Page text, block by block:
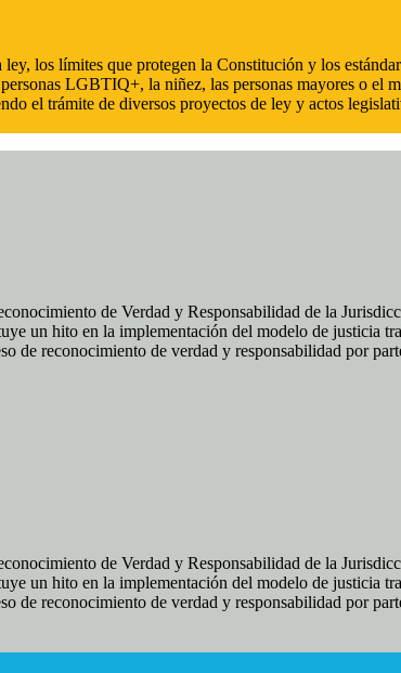
los límites que protegen la Constitución y los
LGBTIQ+, la niñez, las personas mayores o el
el trámite de diversos proyectos de ley y actos
de Verdad y Responsabilidad de la
un hito en la implementación del modelo de justicia
de reconocimiento de verdad y responsabilidad por
de Verdad y Responsabilidad de la
un hito en la implementación del modelo de justicia
de reconocimiento de verdad y responsabilidad por